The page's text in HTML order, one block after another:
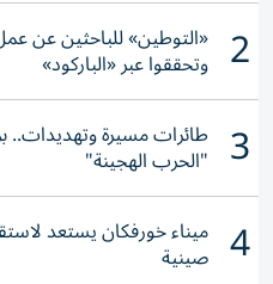
2 «التوطين» للباحثين عن
وتحققوا عبر «الباركود»
3 طائرات مسيرة وتهديدات..
"الحرب الهجينة"
4 ميناء خورفكان يستعد
صينية